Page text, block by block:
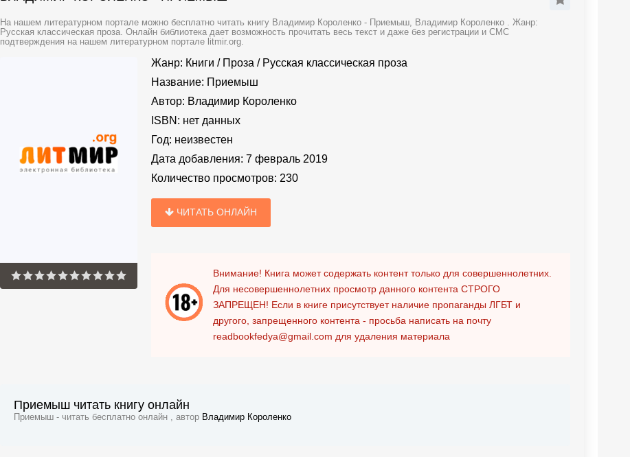
На нашем литературном портале можно бесплатно читать книгу Владимир Короленко - Приемыш, Владимир Короленко . Жанр:
Русская классическая проза. Онлайн библиотека дает возможность прочитать весь текст и даже без регистрации и СМС
подтверждения на нашем литературном портале litmir.org.
Жанр: Книги / Проза / Русская классическая проза
Название: Приемыш
Автор: Владимир Короленко
ISBN: нет данных
Год: неизвестен
Дата добавления: 7 февраль 2019
Количество просмотров: 230
ЧИТАТЬ ОНЛАЙН
Внимание! Книга может содержать контент только для совершеннолетних.
Для несовершеннолетних просмотр данного контента СТРОГО
ЗАПРЕЩЕН! Если в книге присутствует наличие пропаганды ЛГБТ и
другого, запрещенного контента - просьба написать на почту
readbookfedya@gmail.com для удаления материала
Приемыш читать книгу онлайн
Приемыш - читать бесплатно онлайн , автор Владимир Короленко